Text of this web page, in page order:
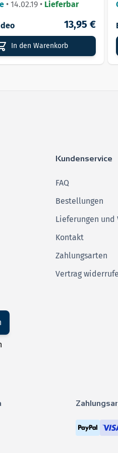
• 14.02.19 • Lieferbar
13,95 €
In den Warenkorb
Kundenservice
FAQ
Bestellungen
Lieferungen und
Kontakt
Zahlungsarten
Vertrag